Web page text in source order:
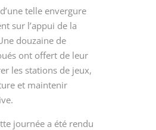
telle envergure
sur l’appui de la
douzaine de
ont offert de leur
les stations de jeux,
et maintenir
journée a été rendu